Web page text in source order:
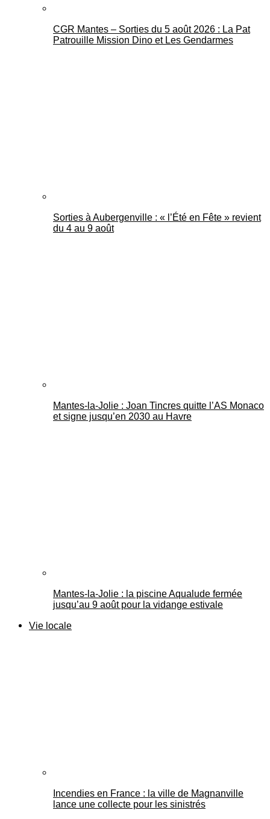
CGR Mantes – Sorties du 5 août 2026 : La Pat
Patrouille Mission Dino et Les Gendarmes
Sorties à Aubergenville : « l’Été en Fête » revient
du 4 au 9 août
Mantes-la-Jolie : Joan Tincres quitte l’AS Monaco
et signe jusqu’en 2030 au Havre
Mantes-la-Jolie : la piscine Aqualude fermée
jusqu’au 9 août pour la vidange estivale
Vie locale
Incendies en France : la ville de Magnanville
lance une collecte pour les sinistrés